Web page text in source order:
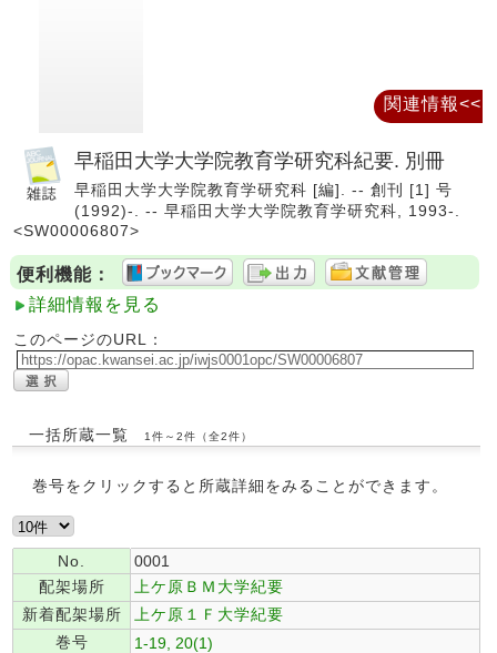
早稲田大学大学院教育学研究科紀要. 別冊
早稲田大学大学院教育学研究科 [編]. -- 創刊 [1] 号
(1992)-. -- 早稲田大学大学院教育学研究科, 1993-.
<SW00006807>
便利機能：
詳細情報を見る
このページのURL：
一括所蔵一覧 1件～2件（全2件）
巻号をクリックすると所蔵詳細をみることができます。
No.
0001
配架場所
上ケ原ＢＭ大学紀要
新着配架場所
上ケ原１Ｆ大学紀要
巻号
1-19, 20(1)
関連情報<<